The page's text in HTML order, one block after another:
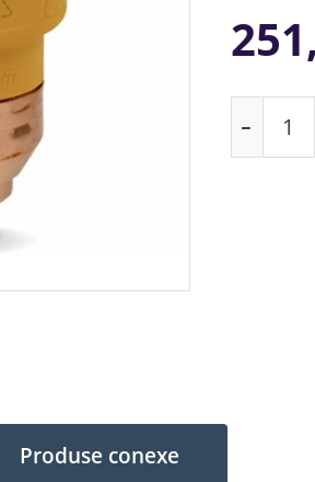
Produse conexe